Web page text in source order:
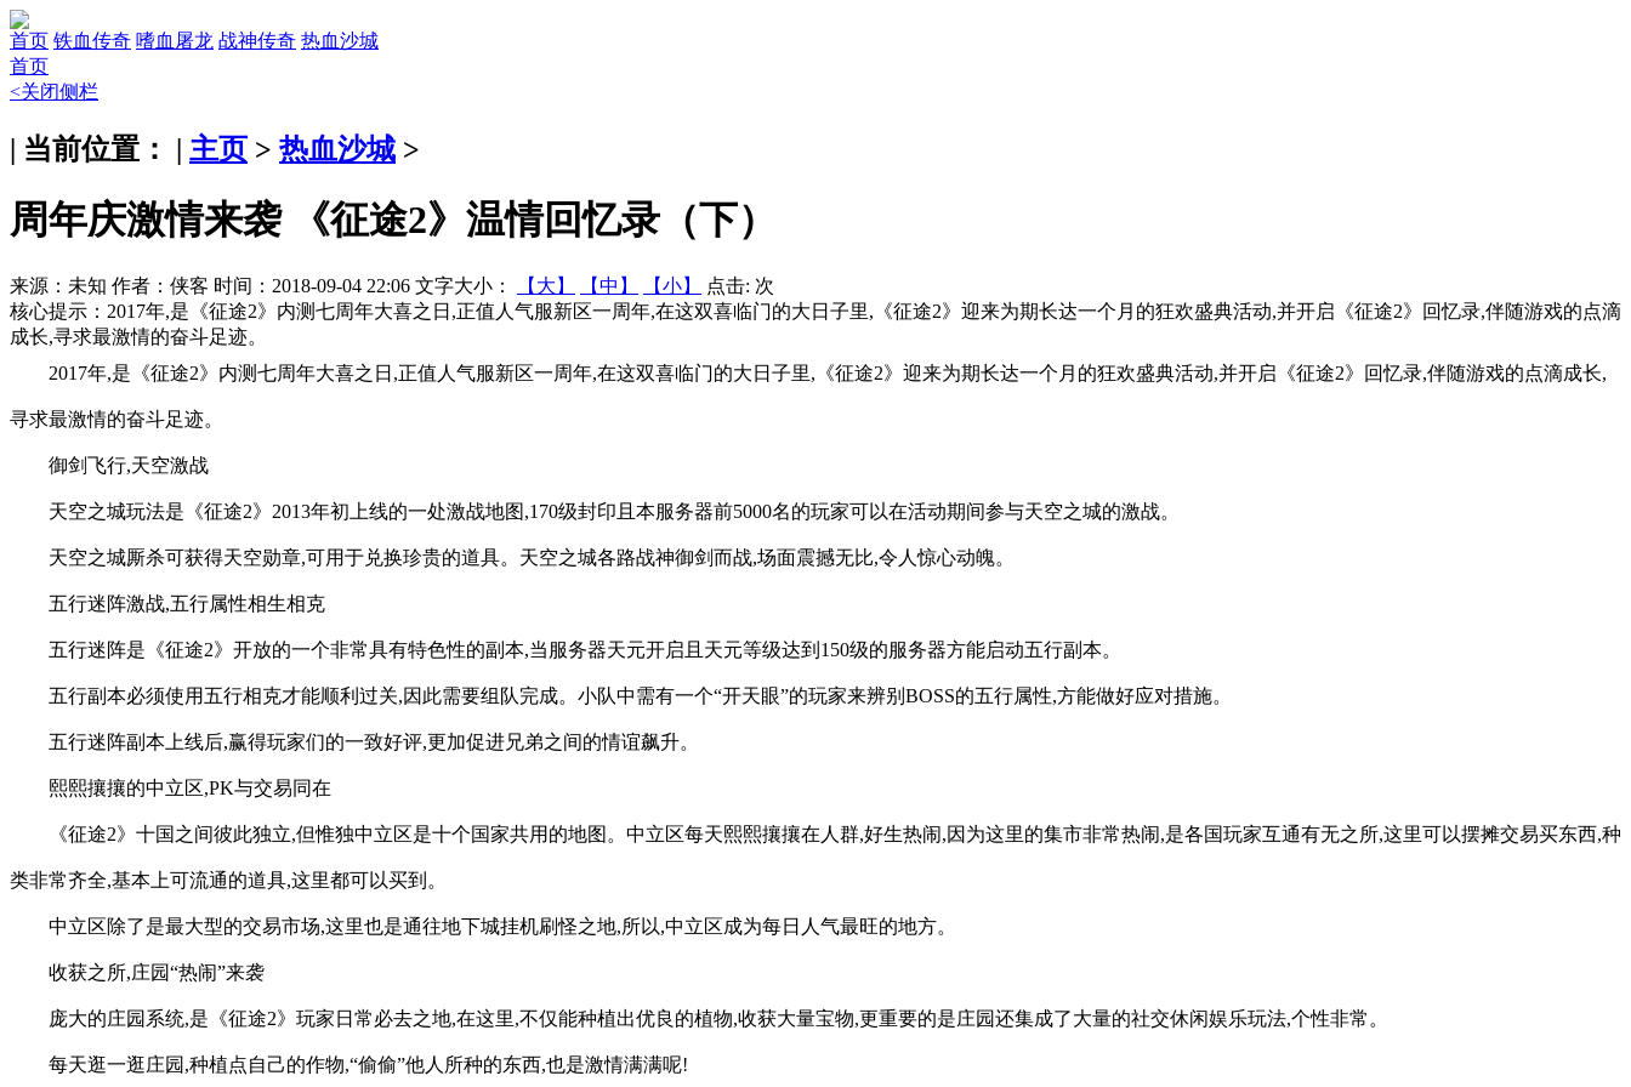
首页 铁血传奇 嗜血屠龙 战神传奇 热血沙城
首页
<关闭侧栏
| 当前位置： | 主页 > 热血沙城 >
周年庆激情来袭 《征途2》温情回忆录（下）
来源：未知 作者：侠客 时间：2018-09-04 22:06 文字大小： 【大】 【中】 【小】 点击: 次
核心提示： 2017年,是《征途2》内测七周年大喜之日,正值人气服新区一周年,在这双喜临门的大日子里,《征途2》迎来为期长达一个月的狂欢盛典活动,并开启《征途2》回忆录,伴随游戏的点滴
成长,寻求最激情的奋斗足迹。
2017年,是《征途2》内测七周年大喜之日,正值人气服新区一周年,在这双喜临门的大日子里,《征途2》迎来为期长达一个月的狂欢盛典活动,并开启《征途2》回忆录,伴随游戏的点滴成长,
寻求最激情的奋斗足迹。
御剑飞行,天空激战
天空之城玩法是《征途2》2013年初上线的一处激战地图,170级封印且本服务器前5000名的玩家可以在活动期间参与天空之城的激战。
天空之城厮杀可获得天空勋章,可用于兑换珍贵的道具。天空之城各路战神御剑而战,场面震撼无比,令人惊心动魄。
五行迷阵激战,五行属性相生相克
五行迷阵是《征途2》开放的一个非常具有特色性的副本,当服务器天元开启且天元等级达到150级的服务器方能启动五行副本。
五行副本必须使用五行相克才能顺利过关,因此需要组队完成。小队中需有一个“开天眼”的玩家来辨别BOSS的五行属性,方能做好应对措施。
五行迷阵副本上线后,赢得玩家们的一致好评,更加促进兄弟之间的情谊飙升。
熙熙攘攘的中立区,PK与交易同在
《征途2》十国之间彼此独立,但惟独中立区是十个国家共用的地图。中立区每天熙熙攘攘在人群,好生热闹,因为这里的集市非常热闹,是各国玩家互通有无之所,这里可以摆摊交易买东西,种
类非常齐全,基本上可流通的道具,这里都可以买到。
中立区除了是最大型的交易市场,这里也是通往地下城挂机刷怪之地,所以,中立区成为每日人气最旺的地方。
收获之所,庄园“热闹”来袭
庞大的庄园系统,是《征途2》玩家日常必去之地,在这里,不仅能种植出优良的植物,收获大量宝物,更重要的是庄园还集成了大量的社交休闲娱乐玩法,个性非常。
每天逛一逛庄园,种植点自己的作物,“偷偷”他人所种的东西,也是激情满满呢!